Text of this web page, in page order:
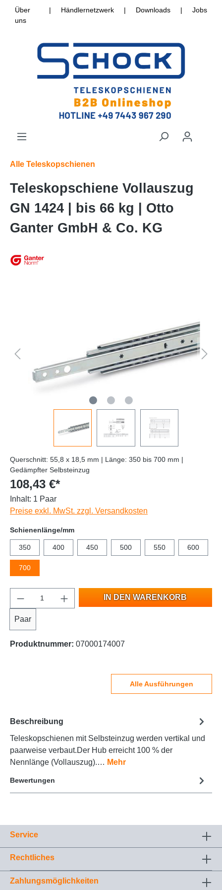
Über
uns
| Händlernetzwerk | Downloads | Jobs
Alle Teleskopschienen
Teleskopschiene Vollauszug
GN 1424 | bis 66 kg | Otto
Ganter GmbH & Co. KG
Querschnitt: 55,8 x 18,5 mm | Länge: 350 bis 700 mm |
Gedämpfter Selbsteinzug
108,43 €*
Inhalt: 1 Paar
Preise exkl. MwSt. zzgl. Versandkosten
Schienenlänge/mm
350 400 450 500 550 600
700
Paar
IN DEN WARENKORB
Produktnummer: 07000174007
Alle Ausführungen
Beschreibung
Teleskopschienen mit Selbsteinzug werden vertikal und
paarweise verbaut.Der Hub erreicht 100 % der
Nennlänge (Vollauszug).… Mehr
Bewertungen
Service
Rechtliches
Zahlungsmöglichkeiten